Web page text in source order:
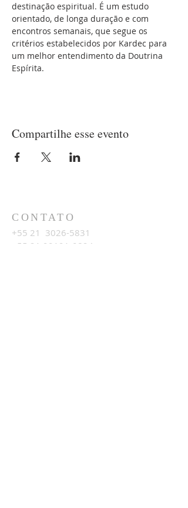
destinação espiritual. É um estudo
orientado, de longa duração e com
encontros semanais, que segue os
critérios estabelecidos por Kardec para
um melhor entendimento da Doutrina
Espírita.
Compartilhe esse evento
CONTATO
+55 21 3026-5831
+55 21 99191-0824